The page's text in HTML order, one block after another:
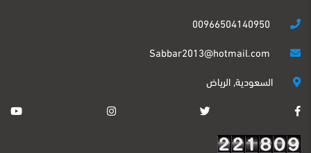
السعودية, الرياض